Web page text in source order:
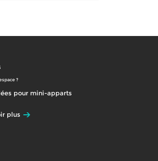
?
pour mini-apparts
plus